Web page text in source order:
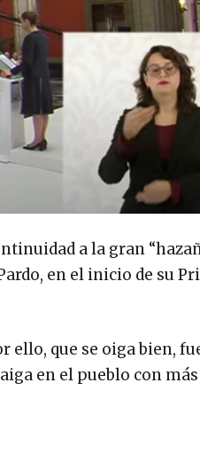
a la gran
en el inicio de su
ello, que se oiga bien,
en el pueblo con más